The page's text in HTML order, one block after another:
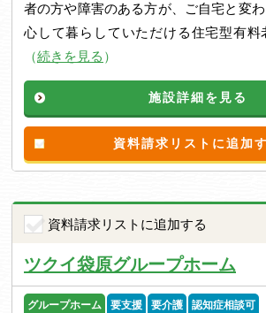
者の方や障害のある方が、ご自宅と変
心して暮らしていただける住宅型有料
（続きを見る ）
施設詳細を見る
資料請求リストに追加
資料請求リストに追加する
ツクイ袋原グループホーム
グループホーム 要支援 要介護 認知症相談可